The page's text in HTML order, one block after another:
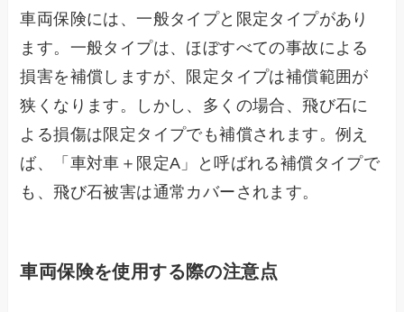
車両保険には、一般タイプと限定タイプがあり
ます。一般タイプは、ほぼすべての事故による
損害を補償しますが、限定タイプは補償範囲が
狭くなります。しかし、多くの場合、飛び石に
よる損傷は限定タイプでも補償されます。例え
ば、「車対車＋限定A」と呼ばれる補償タイプで
も、飛び石被害は通常カバーされます。
車両保険を使用する際の注意点